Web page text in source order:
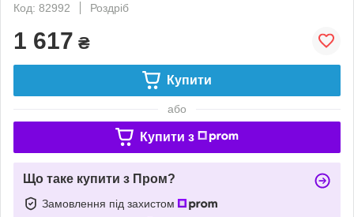
Код: 82992
Роздріб
1 617 ₴
Купити
або
Купити з
Що таке купити з Пром?
Замовлення під захистом